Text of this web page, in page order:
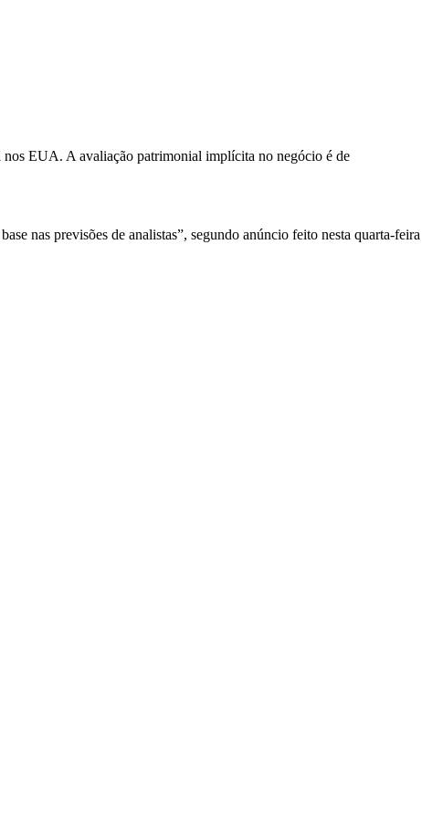
nos EUA. A avaliação patrimonial implícita no negócio é de
nas previsões de analistas”, segundo anúncio feito nesta quarta-feira